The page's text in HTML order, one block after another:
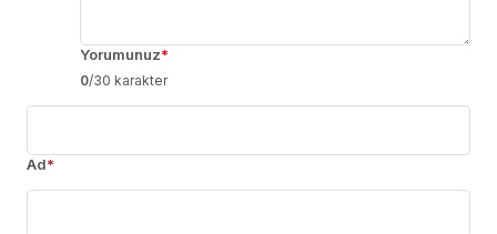
Yorumunuz*
0/30 karakter
Ad*